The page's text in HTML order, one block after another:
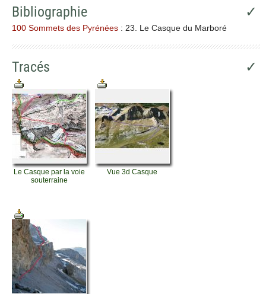
Bibliographie ✓
100 Sommets des Pyrénées : 23. Le Casque du Marboré
Tracés ✓
Le Casque par la voie
souterraine
Vue 3d Casque